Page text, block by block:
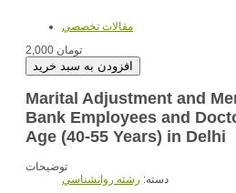
مقالات تخصصي
2,000 تومان
Marital Adjustment and
Bank Employees and
Age (40-55 Years) in Delhi
توضیحات
دسته: رشته روانشناسي